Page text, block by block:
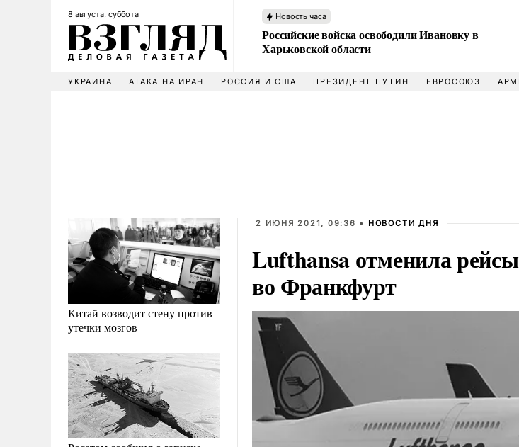
8 августа, суббота Новость часа
Российские войска освободили Ивановку в
Харьковской области
УКРАИНА АТАКА НА ИРАН РОССИЯ И США ПРЕЗИДЕНТ ПУТИН ЕВРОСОЮЗ
Китай возводит стену против
утечки мозгов
2 ИЮНЯ 2021, 09:36 • НОВОСТИ ДНЯ
Lufthansa отменила
во Франкфурт